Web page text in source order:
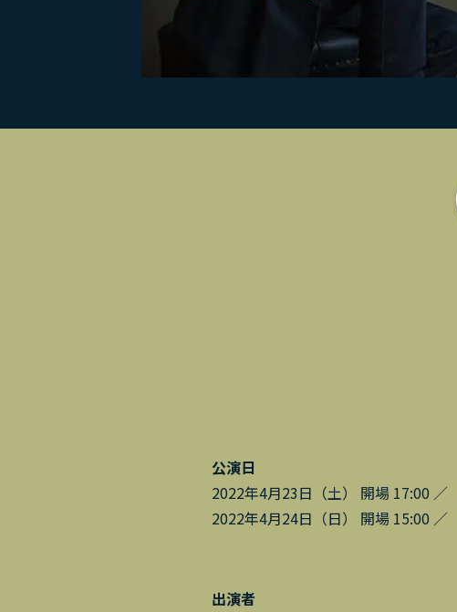
公演日
2022年4月23日（土） 開場 17:00
2022年4月24日（日） 開場 15:00
出演者